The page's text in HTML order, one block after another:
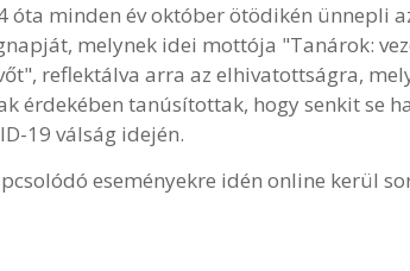
óta minden év október ötödikén ünnepli
melynek idei mottója "Tanárok:
reflektálva arra az elhivatottságra,
érdekében tanúsítottak, hogy senkit se
19 válság idején.
eseményekre idén online kerül